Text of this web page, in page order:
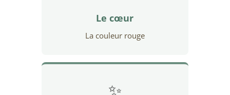
Le cœur
La couleur rouge
✨